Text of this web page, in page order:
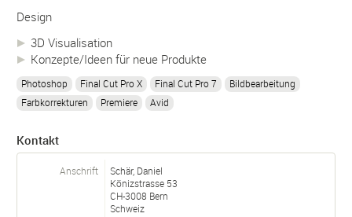
Design
3D Visualisation
Konzepte/Ideen für neue Produkte
Photoshop Final Cut Pro X Final Cut Pro 7
Bildbearbeitung
Farbkorrekturen
Premiere Avid
Kontakt
Anschrift
Schär, Daniel
Könizstrasse 53
CH-3008 Bern
Schweiz